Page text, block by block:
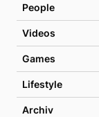
People
Videos
Games
Lifestyle
Archiv